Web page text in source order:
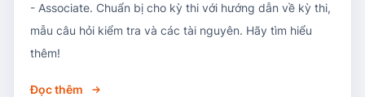
- Associate. Chuẩn bị cho kỳ thi với hướng dẫn về kỳ thi,
mẫu câu hỏi kiểm tra và các tài nguyên. Hãy tìm hiểu
thêm!
Đọc thêm